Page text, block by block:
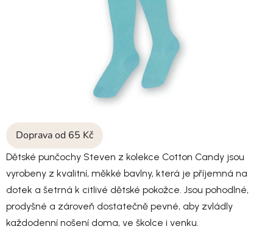
Doprava od 65 Kč
Dětské punčochy Steven z kolekce Cotton Candy jsou
vyrobeny z kvalitní, měkké bavlny, která je příjemná na
dotek a šetrná k citlivé dětské pokožce. Jsou pohodlné,
prodyšné a zároveň dostatečně pevné, aby zvládly
každodenní nošení doma, ve školce i venku.